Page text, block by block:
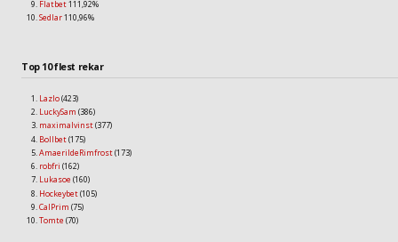
Flatbet111,92%
Sedlar110,96%
Top 10 flest rekar
Lazlo(423)
LuckySam (386)
maximalvinst(377)
Bollbet(175)
AmaerildeRimfrost(173)
robfri (162)
Lukasoe (160)
Hockeybet(105)
CalPrim (75)
Tomte (70)